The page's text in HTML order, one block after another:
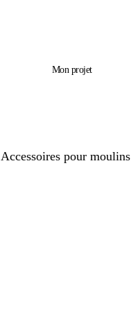
Mon projet
Accessoires pour moulins